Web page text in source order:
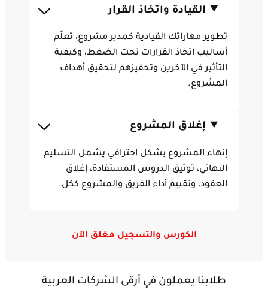
القيادة واتخاذ القرار
تطوير مهاراتك القيادية كمدير مشروع، تعلّم
أساليب اتخاذ القرارات تحت الضغط، وكيفية
التأثير في الآخرين وتحفيزهم لتحقيق أهداف
المشروع.
إغلاق المشروع
إنهاء المشروع بشكل احترافي يشمل التسليم
النهائي، توثيق الدروس المستفادة، إغلاق
العقود، وتقييم أداء الفريق والمشروع ككل.
الكورس والتسجيل مغلق الآن
طلابنا يعملون في أرقى الشركات العربية